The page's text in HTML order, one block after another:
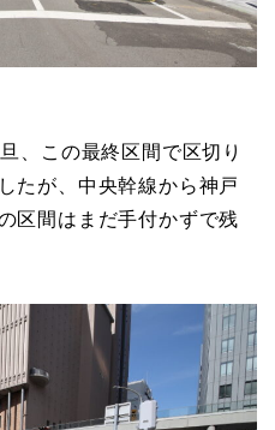
、この最終区間で区切り
たが、中央幹線から神戸
区間はまだ手付かずで残